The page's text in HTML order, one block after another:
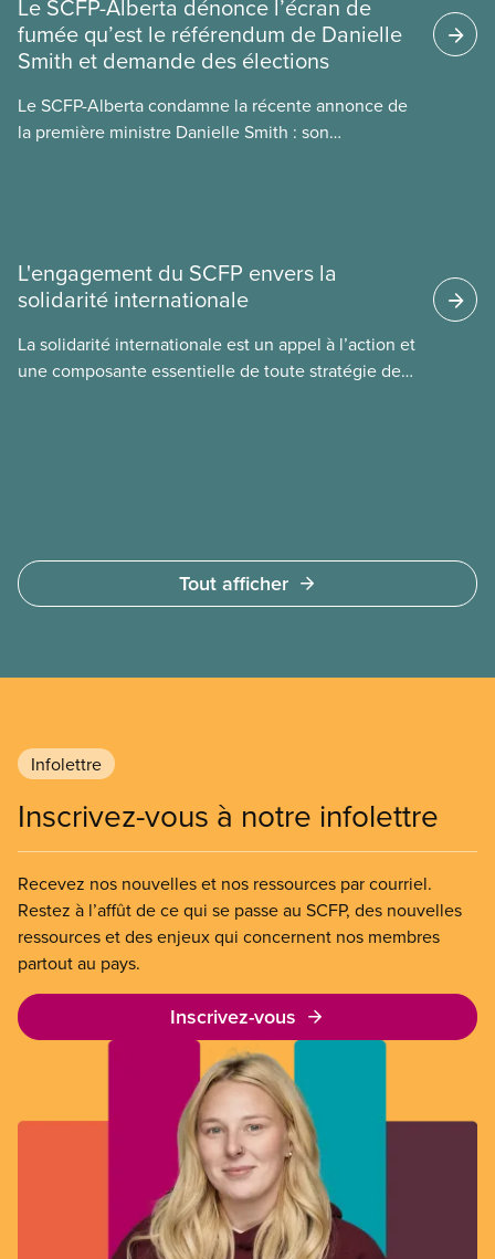
manque de lois et de règlements pour l’encadrer et
de tests menés en amont. Le présent document
d’information porte sur la consommation
environnementales, le rôle du secteur privé dans
l’intensification de ces conséquences et les
Le SCFP-Alberta dénonce l’écran de
fumée qu’est le référendum de Danielle
Smith et demande des élections
Le SCFP-Alberta condamne la récente annonce de
la première ministre Danielle Smith : son
L'engagement du SCFP envers la
solidarité internationale
La solidarité internationale est un appel à l’action et
une composante essentielle de toute stratégie de
Tout afficher
Infolettre
Inscrivez-vous à notre infolettre
Recevez nos nouvelles et nos ressources par courriel.
Restez à l’affût de ce qui se passe au SCFP, des nouvelles
ressources et des enjeux qui concernent nos membres
partout au pays.
Inscrivez-vous